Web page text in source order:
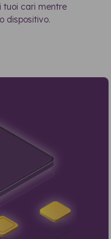
tuoi cari mentre
dispositivo.